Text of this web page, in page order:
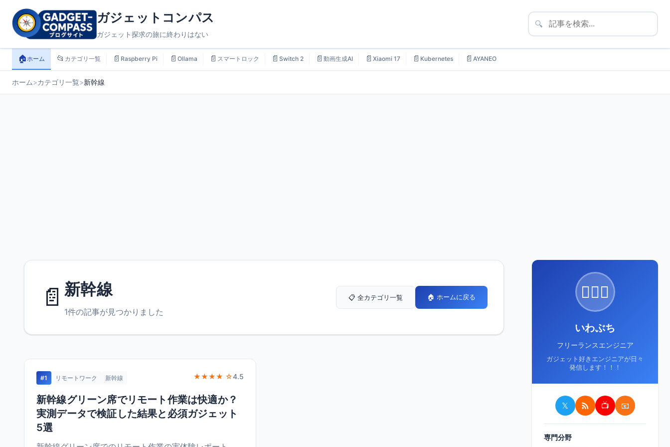
ガジェットコンパス
ガジェット探求の旅に終わりはない
🔍
🏠ホーム 📂 カテゴリ一覧 📄 Raspberry Pi 📄 Ollama 📄 スマートロック 📄 Switch 2 📄 動画生成AI 📄 Xiaomi 17 📄 Kubernetes 📄 AYANEO
ホーム>カテゴリ一覧>新幹線
📄 新幹線
1件の記事が見つかりました
📋 全カテゴリ一覧 🏠 ホームに戻る
#1 リモートワーク 新幹線 ★★★★ ☆4.5
新幹線グリーン席でリモート作業は快適か？
実測データで検証した結果と必須ガジェット
5選
🙋🏻‍♂️
いわぶち
フリーランスエンジニア
ガジェット好きエンジニアが日々
発信します！！！
𝕏 📺 📧
専門分野